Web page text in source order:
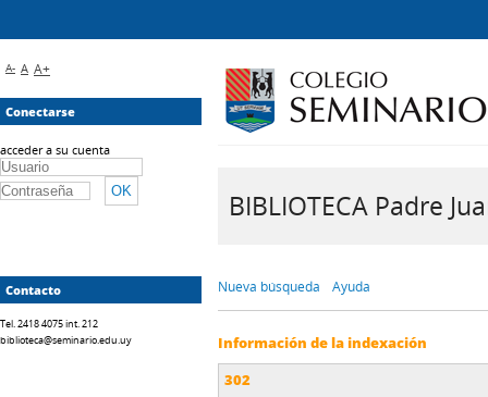
BIBLIOTECA Padre
Nueva búsqueda Ayuda
Información de la indexación
302
A- A A+
Conectarse
acceder a su cuenta
Contacto
Tel. 2418 4075 int. 212
biblioteca@seminario.edu.uy